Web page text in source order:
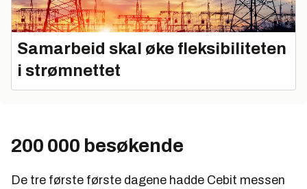
Samarbeid skal øke fleksibiliteten
i strømnettet
200 000 besøkende
De tre første første dagene hadde Cebit messen